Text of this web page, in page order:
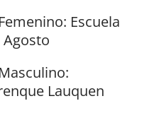
Escuela
Lauquen